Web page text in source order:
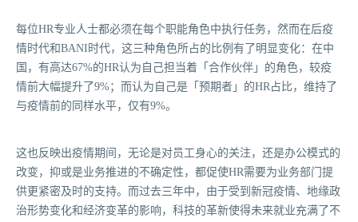
每位HR专业人士都必须在每个职能角色中执行任务，然而在后疫
情时代和BANI时代，这三种角色所占的比例有了明显变化：在中
国，有高达67%的HR认为自己担当着「合作伙伴」的角色，较疫
情前大幅提升了9%；而认为自己是「预期者」的HR占比，维持了
与疫情前的同样水平，仅有9%。
这也反映出疫情期间，无论是对员工身心的关注，还是办公模式的
改变，抑或是业务推进的不确定性，都促使HR需要为业务部门提
供更紧密及时的支持。而过去三年中，由于受到新冠疫情、地缘政
治形势变化和经济变革的影响，科技的革新使得未来就业充满了不